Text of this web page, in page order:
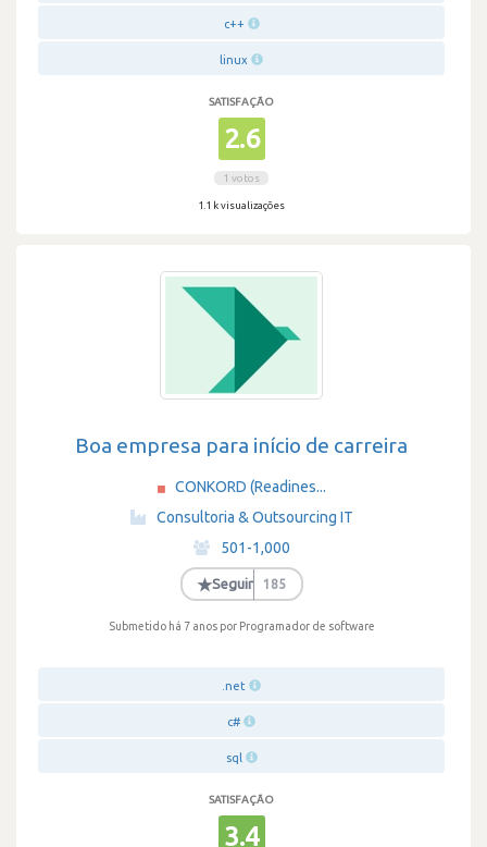
c++
linux
SATISFAÇÃO
2.6
1 votos
1.1 k visualizações
Boa empresa para início de carreira
CONKORD (Readines...
·
Consultoria & Outsourcing IT
·
501-1,000
·
★Seguir 185
Submetido há 7 anos por Programador de software
.net
c#
sql
SATISFAÇÃO
3.4